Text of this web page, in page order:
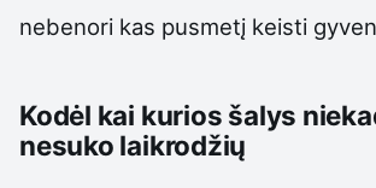
nebenori kas pusmetį keisti
Kodėl kai kurios šalys
nesuko laikrodžių